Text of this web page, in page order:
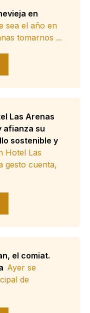
en
sea el año en
tomarnos ...
Las Arenas
afianza su
sostenible y
Hotel Las
gesto cuenta,
el comiat.
Ayer se
de